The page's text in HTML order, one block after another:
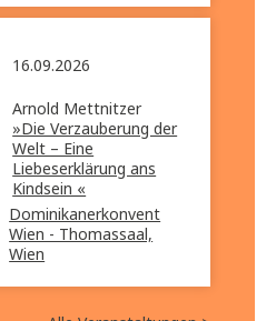
16.09.2026
Arnold Mettnitzer
»Die Verzauberung der
Welt – Eine
Liebeserklärung ans
Kindsein «
Dominikanerkonvent
Wien - Thomassaal,
Wien